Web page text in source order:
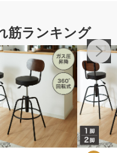
筋ランキング